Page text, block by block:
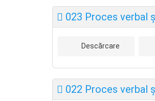
023 Proces verbal
Descărcare
022 Proces verbal